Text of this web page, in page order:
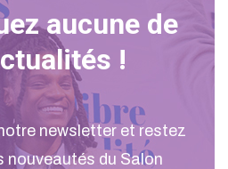
aucune de
!
newsletter et restez
nouveautés du Salon